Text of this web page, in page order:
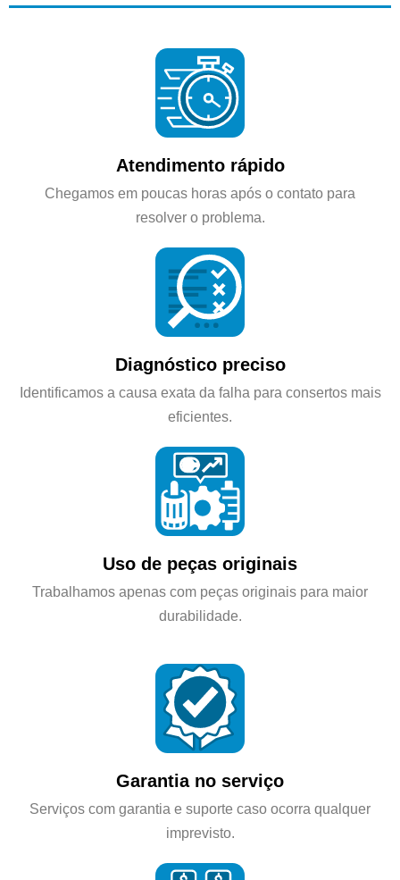
Atendimento rápido
Chegamos em poucas horas após o contato para
resolver o problema.
Diagnóstico preciso
Identificamos a causa exata da falha para consertos mais
eficientes.
Uso de peças originais
Trabalhamos apenas com peças originais para maior
durabilidade.
Garantia no serviço
Serviços com garantia e suporte caso ocorra qualquer
imprevisto.